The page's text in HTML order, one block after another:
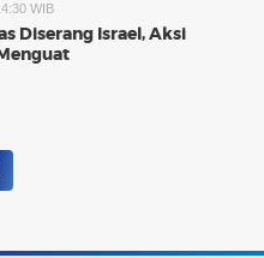
WIB
Diserang Israel, Aksi